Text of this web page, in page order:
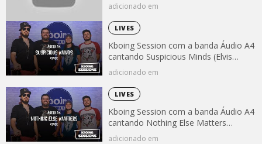
adicionado em
LIVES
Kboing Session com a banda Áudio A4
cantando Suspicious Minds (Elvis
Presley)
adicionado em
LIVES
Kboing Session com a banda Áudio A4
cantando Nothing Else Matters
(Metallica)
adicionado em